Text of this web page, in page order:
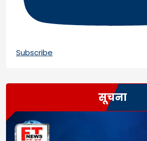
Subscribe
सूचना